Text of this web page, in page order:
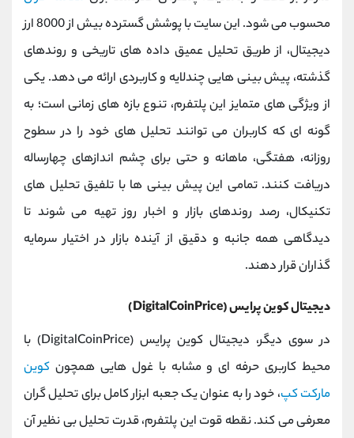
محسوب می ‌شود. این سایت با پوشش گسترده بیش از 8000 ارز
دیجیتال، از طریق تحلیل عمیق داده‌ های تاریخی و روندهای
گذشته، پیش ‌بینی ‌هایی چندلایه و کاربردی ارائه می ‌دهد. یکی
از ویژگی ‌های متمایز این پلتفرم، تنوع بازه‌ های زمانی است؛ به
گونه ‌ای که کاربران می‌ توانند تحلیل ‌های خود را در سطوح
روزانه، هفتگی، ماهانه و حتی برای چشم ‌اندازهای چهارساله
دریافت کنند. تمامی این پیش ‌بینی ‌ها با تلفیق تحلیل ‌های
تکنیکال، رصد روندهای بازار و اخبار روز تهیه می‌ شوند تا
دیدگاهی همه ‌جانبه و دقیق از آینده بازار در اختیار سرمایه
‌گذاران قرار دهند.
دیجیتال کوین پرایس (DigitalCoinPrice)
در سوی دیگر، دیجیتال کوین پرایس (DigitalCoinPrice) با
محیط کاربری حرفه ‌ای و مشابه با غول ‌هایی همچون کوین
مارکت کپ، خود را به عنوان یک جعبه ‌ابزار کامل برای تحلیل ‌گران
معرفی می ‌کند. نقطه قوت این پلتفرم، قدرت تحلیل بی ‌نظیر آن